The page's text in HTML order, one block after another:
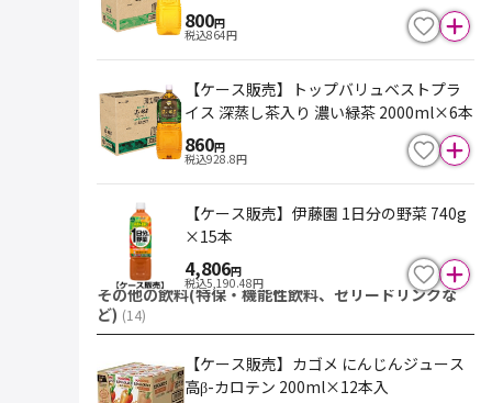
800円
税込864円
【ケース販売】トップバリュベストプラ
イス 深蒸し茶入り 濃い緑茶 2000ml×6本
860円
税込928.8円
【ケース販売】伊藤園 1日分の野菜 740g
×15本
4,806円
税込5,190.48円
その他の飲料(特保・機能性飲料、ゼリードリンクな
ど) (14)
【ケース販売】カゴメ にんじんジュース
高β-カロテン 200ml×12本入